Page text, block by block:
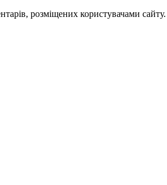
розміщених користувачами